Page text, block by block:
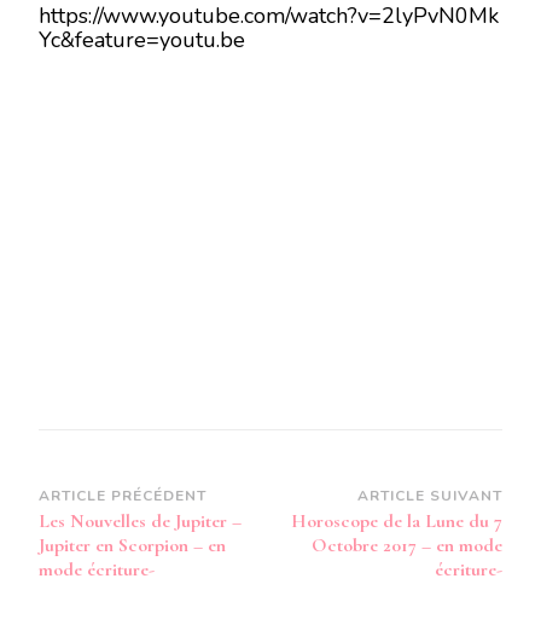
DE
JUPITER
https://www.youtube.com/watch?v=2lyPvN0Mk
Yc&feature=youtu.be
Navigation
d’article
ARTICLE PRÉCÉDENT
Les Nouvelles de Jupiter –
Jupiter en Scorpion – en
mode écriture-
ARTICLE SUIVANT
Horoscope de la Lune du 7
Octobre 2017 – en mode
écriture-